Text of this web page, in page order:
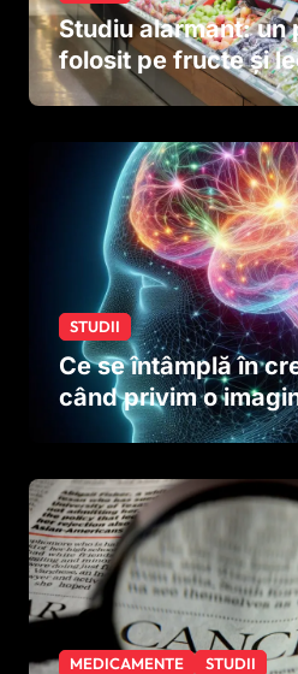
Studiu alarmant: un
folosit pe fructe și
ar putea afecta
dinainte de naștere
STUDII
Ce se întâmplă în
când privim o
Studiul care explică
MEDICAMENTE STUDII